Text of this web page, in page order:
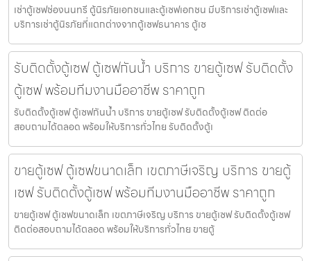
เช่าตู้เซฟช่องนนทรี ตู้นิรภัยเอกชนและตู้เซฟเอกชน มีบริการเช่าตู้เซฟและ
บริการเช่าตู้นิรภัยที่แตกต่างจากตู้เซฟธนาคาร ตู้เซ
รับติดตั้งตู้เซฟ ตู้เซฟกันน้ำ บริการ ขายตู้เซฟ รับติดตั้ง
ตู้เซฟ พร้อมทีมงานมืออาชีพ ราคาถูก
รับติดตั้งตู้เซฟ ตู้เซฟกันน้ำ บริการ ขายตู้เซฟ รับติดตั้งตู้เซฟ ติดต่อ
สอบถามได้ตลอด พร้อมให้บริการทั่วไทย รับติดตั้งตู้เ
ขายตู้เซฟ ตู้เซฟขนาดเล็ก เขตภาษีเจริญ บริการ ขายตู้
เซฟ รับติดตั้งตู้เซฟ พร้อมทีมงานมืออาชีพ ราคาถูก
ขายตู้เซฟ ตู้เซฟขนาดเล็ก เขตภาษีเจริญ บริการ ขายตู้เซฟ รับติดตั้งตู้เซฟ
ติดต่อสอบถามได้ตลอด พร้อมให้บริการทั่วไทย ขายตู้